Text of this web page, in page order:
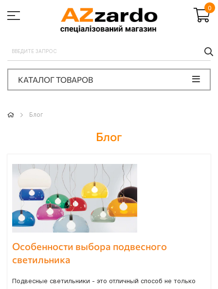
0
КАТАЛОГ ТОВАРОВ
Блог
Блог
Особенности выбора подвесного
светильника
Подвесные светильники - это отличный способ не только